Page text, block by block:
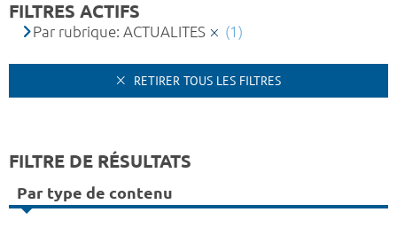
FILTRES ACTIFS
Par rubrique: ACTUALITES (1)
RETIRER TOUS LES FILTRES
FILTRE DE RÉSULTATS
Par type de contenu